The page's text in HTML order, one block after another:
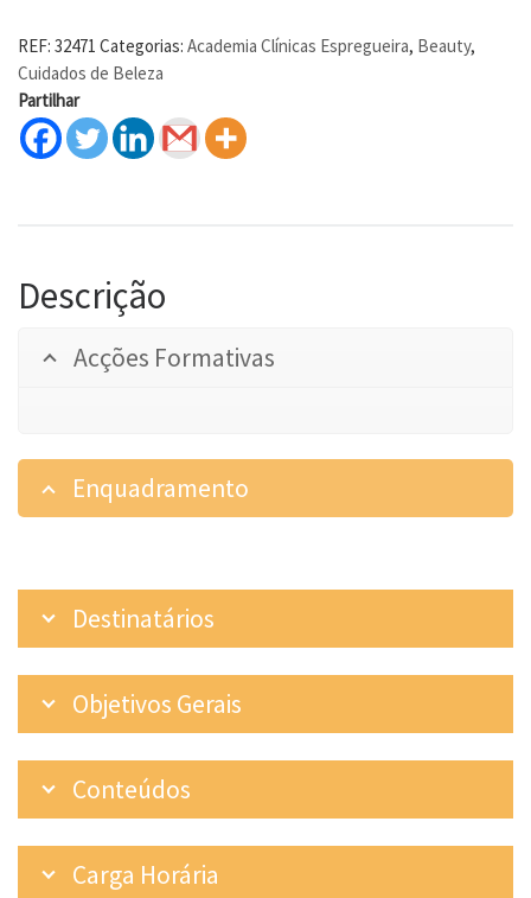
REF: 32471 Categorias: Academia Clínicas Espregueira, Beauty,
Cuidados de Beleza
Partilhar
Descrição
Acções Formativas
Enquadramento
Destinatários
Objetivos Gerais
Conteúdos
Carga Horária